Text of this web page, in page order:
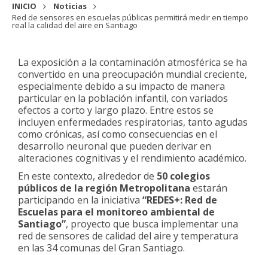
INICIO
Noticias
Red de sensores en escuelas públicas permitirá medir en tiempo
real la calidad del aire en Santiago
La exposición a la contaminación atmosférica se ha
convertido en una preocupación mundial creciente,
especialmente debido a su impacto de manera
particular en la población infantil, con variados
efectos a corto y largo plazo. Entre estos se
incluyen enfermedades respiratorias, tanto agudas
como crónicas, así como consecuencias en el
desarrollo neuronal que pueden derivar en
alteraciones cognitivas y el rendimiento académico.
En este contexto, alrededor de 50 colegios
públicos de la región Metropolitana estarán
participando en la iniciativa “REDES+: Red de
Escuelas para el monitoreo ambiental de
Santiago”, proyecto que busca implementar una
red de sensores de calidad del aire y temperatura
en las 34 comunas del Gran Santiago.